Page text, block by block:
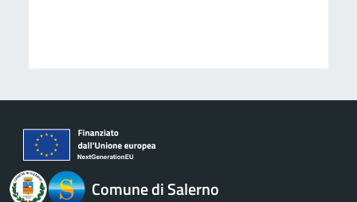
logo Unione Europea
Comune di Salerno